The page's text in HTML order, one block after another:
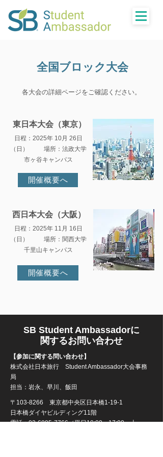
全国ブロック大会
​各大会の詳細ページをご確認ください。
​東日本大会（東京）
日程：2025年 10月 26日
（日） 場所：法政大学
市ヶ谷キャンパス
開催概要へ
​西日本大会（大阪）
日程：2025年 11月 16日
（日） 場所：関西大学
千里山キャンパス
開催概要へ
SB Student Ambassadorに
関するお問い合わせ
【参加に関する問い合わせ】
株式会社日本旅行 Student Ambassador大会事務
局
担当：岩永、早川、飯田
〒103-8266 東京都中央区日本橋1-19-1
日本橋ダイヤビルディング11階
電話：03-6895-7766（平日10:00～17:00 土・